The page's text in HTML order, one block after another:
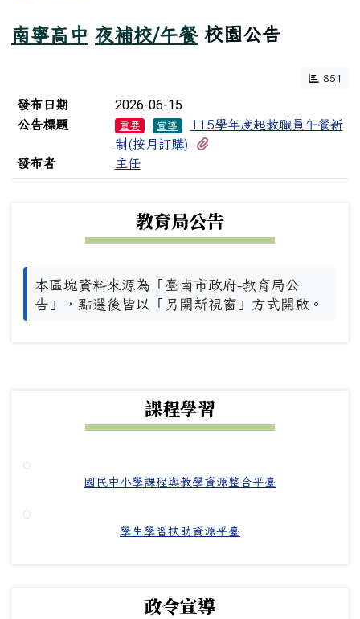
南寧高中 夜補校/午餐校園公告
851
新聞列表
發布日期 2026-06-15
公告標題 重要 宣導
115學年度起教職員午餐新
制(按月訂購)
發布者
主任
教育局公告
本區塊資料來源為「臺南市政府-教育局公
告」，點選後皆以「另開新視窗」方式開啟。
課程學習
國民中小學課程與教學資源整合平臺
學生學習扶助資源平臺
政令宣導